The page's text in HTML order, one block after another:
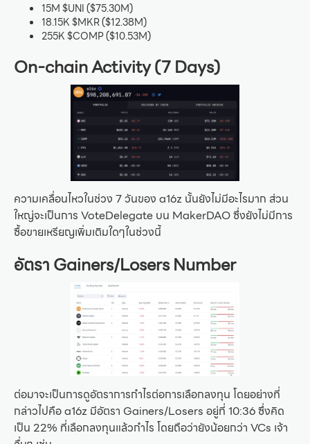
15M $UNI ($75.30M)
18.15K $MKR ($12.38M)
255K $COMP ($10.53M)
On-chain Activity (7 Days)
ความเคลื่อนไหวในช่วง 7 วันของ a16z นั้นยังไม่มีอะไรมาก ส่วน
ใหญ่จะเป็นการ VoteDelegate บน MakerDAO ซึ่งยังไม่มีการ
ซื้อขายเหรียญเพิ่มเติมใดๆในช่วงนี้
อัตราGainers/Losers Number
ต่อมาจะเป็นการดูอัตราการกำไรต่อการเลือกลงทุน โดยอย่างที่
กล่าวไปคือ a16z มีอัตรา Gainers/Losers อยู่ที่ 10:36 ซึ่งคิด
เป็น 22% ที่เลือกลงทุนแล้วกำไร โดยถือว่ายังน้อยกว่า VCs เจ้า